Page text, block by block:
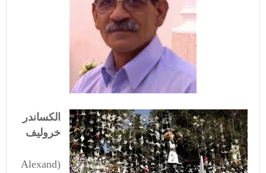
الکساندر
خرولیف
(Alexand